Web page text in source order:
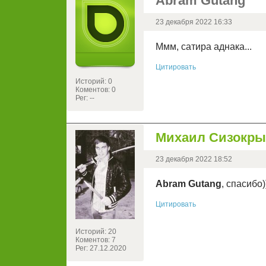
Историй: 0
Коментов: 0
Рег: --
23 декабря 2022 16:33
Ммм, сатира аднака...
Цитировать
Историй: 20
Коментов: 7
Рег: 27.12.2020
Михаил
23 декабря 2022 18:52
Abram Gutang,
Цитировать